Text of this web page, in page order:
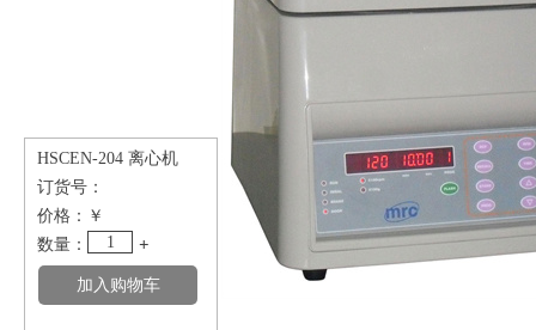
HSCEN-204 离心机
订货号：
价格： ￥
数量：
1 +